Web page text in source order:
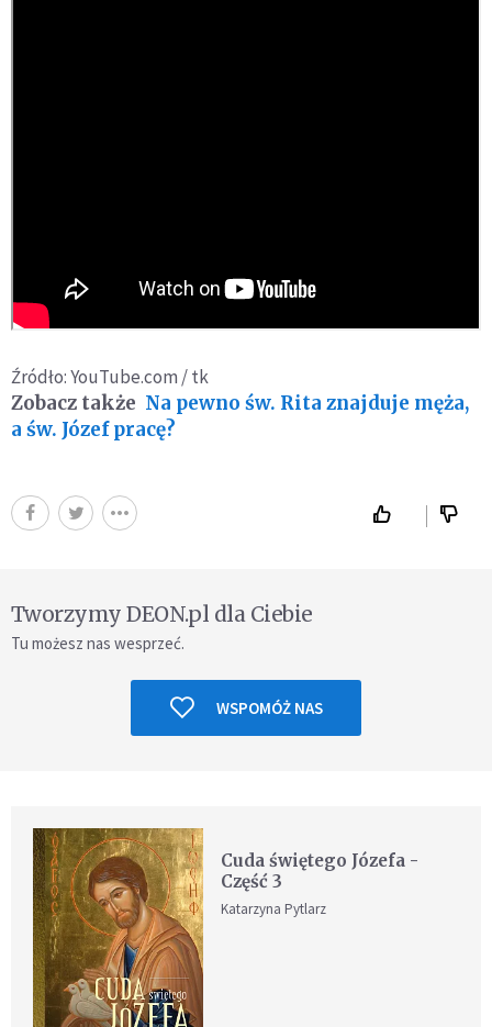
Źródło: YouTube.com / tk
Zobacz także Na pewno św. Rita znajduje męża,
a św. Józef pracę?
Tworzymy DEON.pl dla Ciebie
Tu możesz nas wesprzeć.
WSPOMÓŻ NAS
Cuda świętego Józefa -
Część 3
Katarzyna Pytlarz